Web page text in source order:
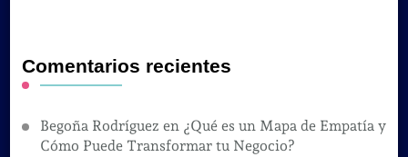
Comentarios recientes
Begoña Rodríguez en ¿Qué es un Mapa de Empatía y
Cómo Puede Transformar tu Negocio?